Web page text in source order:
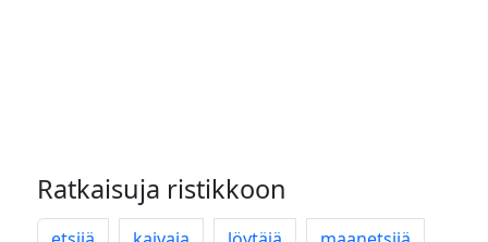
Ratkaisuja ristikkoon